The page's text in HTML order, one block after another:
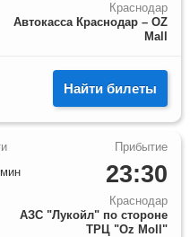
Краснодар
Автокасса Краснодар – OZ
Mall
Найти билеты
23:30
Краснодар
АЗС "Лукойл" по стороне
ТРЦ "Оz Moll"
мин